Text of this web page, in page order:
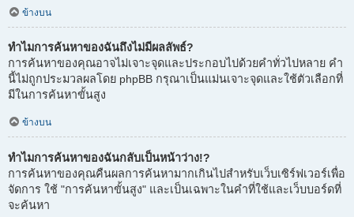
ข้างบน
ทำไมการค้นหาของฉันถึงไม่มีผลลัพธ์?
การค้นหาของคุณอาจไม่เจาะจุดและประกอบไปด้วยคำทั่วไปหลาย คำ
นี้ไม่ถูกประมวลผลโดย phpBB กรุณาเป็นแม่นเจาะจุดและใช้ตัวเลือกที่
มีในการค้นหาขั้นสูง
ข้างบน
ทำไมการค้นหาของฉันกลับเป็นหน้าว่าง!?
การค้นหาของคุณคืนผลการค้นหามากเกินไปสำหรับเว็บเซิร์ฟเวอร์เพื่อ
จัดการ ใช้ "การค้นหาขั้นสูง" และเป็นเฉพาะในคำที่ใช้และเว็บบอร์ดที่
จะค้นหา